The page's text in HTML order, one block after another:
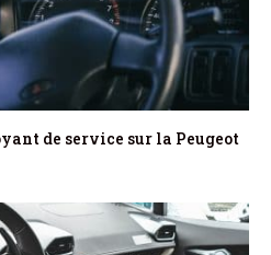
de service sur la Peugeot